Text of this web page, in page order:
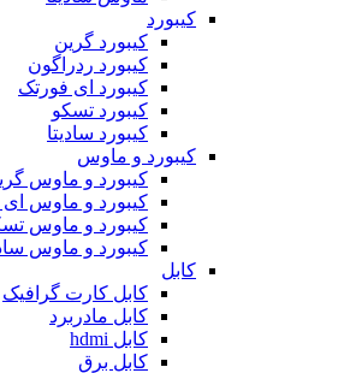
کیبورد
کیبورد گرین
کیبورد ردراگون
کیبورد ای فورتک
کیبورد تسکو
کیبورد سادیتا
کیبورد و ماوس
کیبورد و ماوس
کیبورد و ماوس
کیبورد و ماوس
کیبورد و ماوس
کابل
کابل کارت گرافیک
کابل مادربرد
کابل hdmi
کابل برق